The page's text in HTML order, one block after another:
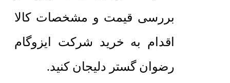
بررسی قیمت و مشخصات کالا
اقدام به خرید شرکت ایزوگام
رضوان گستر دلیجان کنید.